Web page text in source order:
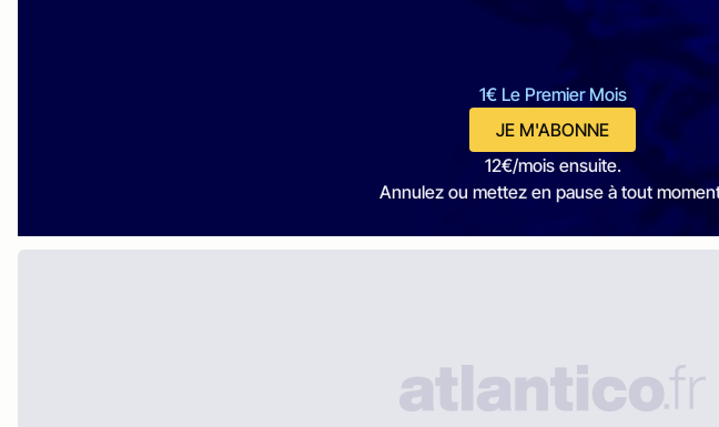
1€ Le Premier Mois
JE M'ABONNE
12€/mois ensuite.
Annulez ou mettez en pause à tout